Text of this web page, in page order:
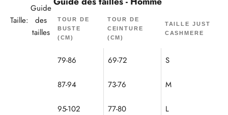
Taille:
Guide
des
tailles
TOUR DE
BUSTE
(CM)
TOUR DE
CEINTURE
(CM)
TAILLE JUST
CASHMERE
79-86 69-72 S
87-94 73-76 M
95-102 77-80 L